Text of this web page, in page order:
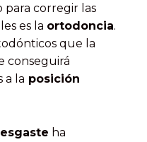
corregir las
es la ortodoncia.
que la
conseguirá
a la posición
ha